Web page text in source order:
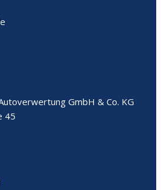
GmbH & Co. KG
45